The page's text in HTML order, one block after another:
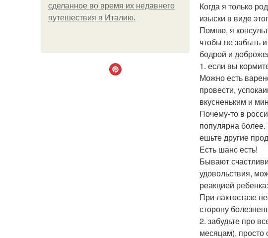
сделанное во время их недавнего
путешествия в Италию.
Когда я только
изыски в виде
Помню, я
чтобы не забыть
бодрой и
1. если вы
Можно есть
провести,
вкусненьким и
Почему-то в
популярна более.
ешьте другие
Есть шанс есть!
Бывают
удовольствия,
реакцией
При лактостазе
сторону
2. забудьте про
месяцам), просто